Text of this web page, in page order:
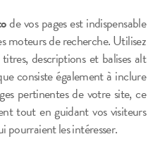
de vos pages est indispensable
moteurs de recherche. Utilisez
descriptions et balises alt
consiste également à inclure
pertinentes de votre site, ce
tout en guidant vos visiteurs
pourraient les intéresser.